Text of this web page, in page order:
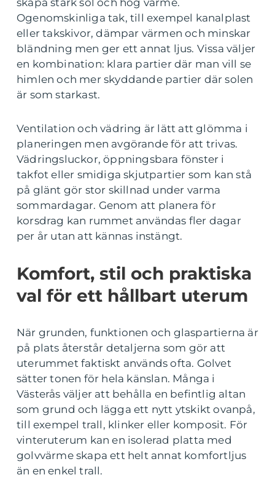
skapa stark sol och hög värme.
Ogenomskinliga tak, till exempel kanalplast
eller takskivor, dämpar värmen och minskar
bländning men ger ett annat ljus. Vissa väljer
en kombination: klara partier där man vill se
himlen och mer skyddande partier där solen
är som starkast.
Ventilation och vädring är lätt att glömma i
planeringen men avgörande för att trivas.
Vädringsluckor, öppningsbara fönster i
takfot eller smidiga skjutpartier som kan stå
på glänt gör stor skillnad under varma
sommardagar. Genom att planera för
korsdrag kan rummet användas fler dagar
per år utan att kännas instängt.
Komfort, stil och praktiska
val för ett hållbart uterum
När grunden, funktionen och glaspartierna är
på plats återstår detaljerna som gör att
uterummet faktiskt används ofta. Golvet
sätter tonen för hela känslan. Många i
Västerås väljer att behålla en befintlig altan
som grund och lägga ett nytt ytskikt ovanpå,
till exempel trall, klinker eller komposit. För
vinteruterum kan en isolerad platta med
golvvärme skapa ett helt annat komfortljus
än en enkel trall.